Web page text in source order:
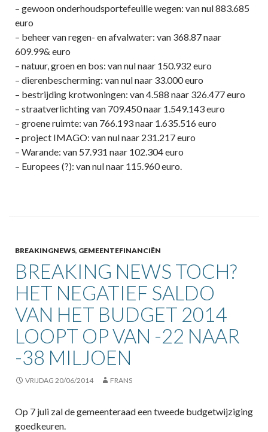
– gewoon onderhoudsportefeuille wegen: van nul 883.685
euro
– beheer van regen- en afvalwater: van 368.87 naar
609.99& euro
– natuur, groen en bos: van nul naar 150.932 euro
– dierenbescherming: van nul naar 33.000 euro
– bestrijding krotwoningen: van 4.588 naar 326.477 euro
– straatverlichting van 709.450 naar 1.549.143 euro
– groene ruimte: van 766.193 naar 1.635.516 euro
– project IMAGO: van nul naar 231.217 euro
– Warande: van 57.931 naar 102.304 euro
– Europees (?): van nul naar 115.960 euro.
BREAKINGNEWS, GEMEENTEFINANCIËN
BREAKING NEWS TOCH?
HET NEGATIEF SALDO
VAN HET BUDGET 2014
LOOPT OP VAN -22 NAAR
-38 MILJOEN
VRIJDAG 20/06/2014 FRANS
Op 7 juli zal de gemeenteraad een tweede budgetwijziging
goedkeuren.